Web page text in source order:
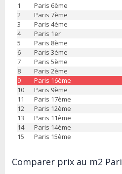
1 Paris 6ème
2
Paris 7ème
3
Paris 4ème
4
Paris 1er
5
Paris 8ème
6
Paris 3ème
7
Paris 5ème
8
Paris 2ème
9
Paris 16ème
10
Paris 9ème
11
Paris 17ème
12
Paris 12ème
13
Paris 11ème
14
Paris 14ème
15
Paris 15ème
Comparer prix au m2